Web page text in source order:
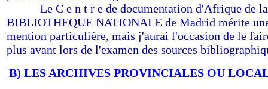
Le C e n t r e de documentation d'Afrique de la
BIBLIOTHEQUE NATIONALE de Madrid mérite
mention particulière, mais j'aurai l'occasion de le
plus avant lors de l'examen des sources
B) LES ARCHIVES PROVINCIALES OU